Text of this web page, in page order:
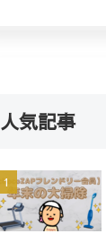
人気記事